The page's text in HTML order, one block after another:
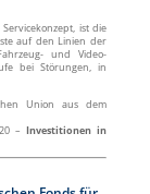
ist die
auf den Linien der
und Video-
bei Störungen, in
Union aus dem
– Investitionen in